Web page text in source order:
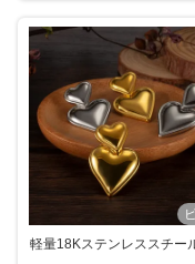
軽量18Kステンレススチー